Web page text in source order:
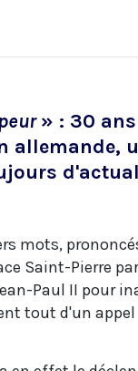
» : 30
allemande,
mots,
Saint-Pierre
Paul II pour
tout d'un appel